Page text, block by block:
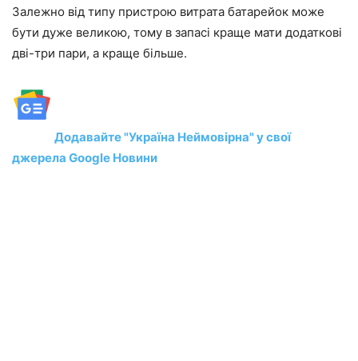
Залежно від типу пристрою витрата батарейок може
бути дуже великою, тому в запасі краще мати додаткові
дві-три пари, а краще більше.
Додавайте "Україна Неймовірна" у свої
джерела Google Новини